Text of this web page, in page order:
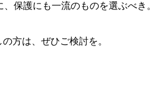
保護にも一流のものを選ぶべき
方は、ぜひご検討を。